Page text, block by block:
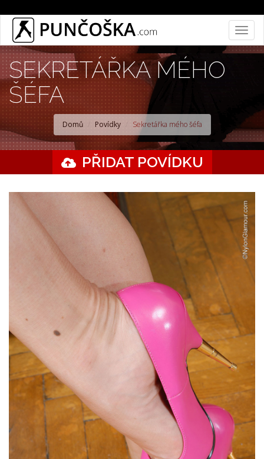
Přejít
hlavnímu
obsahu
SEKRETÁŘKA MÉHO
ŠÉFA
Domů Povídky Sekretářka mého šéfa
PŘIDAT POVÍDKU